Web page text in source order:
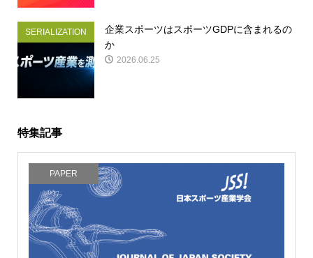
SERIALIZATION
企業スポーツはスポーツGDPに含まれるの
か
2026.06.25
特集記事
PAPER